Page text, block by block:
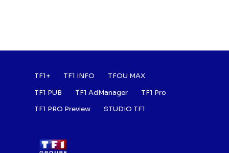
Footer : Listes des
TF1+ TF1 INFO
TFOU MAX
TF1 PUB
TF1 AdManager
TF1 Pro
TF1 PRO Preview
STUDIO TF1